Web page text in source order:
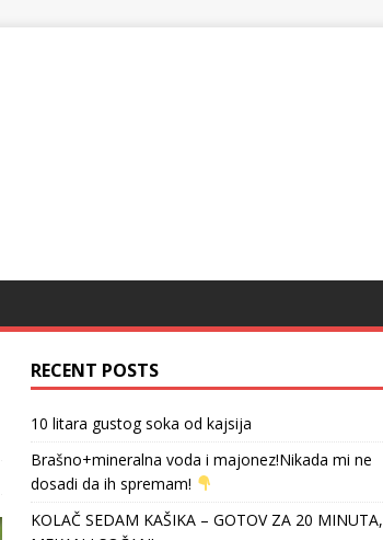
RECENT POSTS
10 litara gustog soka od kajsija
Brašno+mineralna voda i majonez!Nikada mi ne
dosadi da ih spremam!
KOLAČ SEDAM KAŠIKA – GOTOV ZA 20 MINUTA,